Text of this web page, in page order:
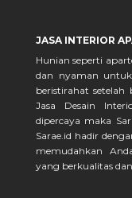
JASA INTERIOR
Hunian seperti
dan nyaman
beristirahat setelah
Jasa Desain
dipercaya maka
Sarae.id hadir
memudahkan
yang berkualitas